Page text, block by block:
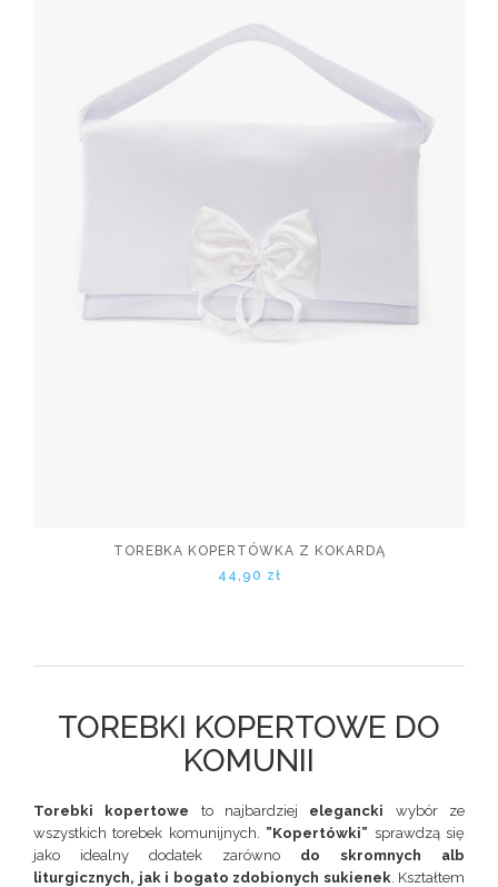
TOREBKA KOPERTÓWKA Z KOKARDĄ
44,90 zł
TOREBKI KOPERTOWE DO
KOMUNII
Torebki kopertowe to najbardziej elegancki wybór ze
wszystkich torebek komunijnych. ”Kopertówki” sprawdzą się
jako idealny dodatek zarówno do skromnych alb
liturgicznych, jak i bogato zdobionych sukienek. Kształtem